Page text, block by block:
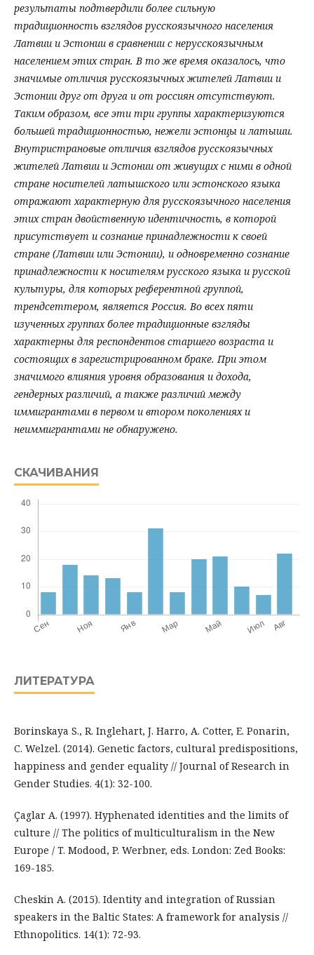
результаты подтвердили более сильную
традиционность взглядов русскоязычного населения
Латвии и Эстонии в сравнении с нерусскоязычным
населением этих стран. В то же время оказалось, что
значимые отличия русскоязычных жителей Латвии и
Эстонии друг от друга и от россиян отсутствуют.
Таким образом, все эти три группы характеризуются
большей традиционностью, нежели эстонцы и латыши.
Внутристрановые отличия взглядов русскоязычных
жителей Латвии и Эстонии от живущих с ними в одной
стране носителей латышского или эстонского языка
отражают характерную для русскоязычного населения
этих стран двойственную идентичность, в которой
присутствует и сознание принадлежности к своей
стране (Латвии или Эстонии), и одновременно сознание
принадлежности к носителям русского языка и русской
культуры, для которых референтной группой,
трендсеттером, является Россия. Во всех пяти
изученных группах более традиционные взгляды
характерны для респондентов старшего возраста и
состоящих в зарегистрированном браке. При этом
значимого влияния уровня образования и дохода,
гендерных различий, а также различий между
иммигрантами в первом и втором поколениях и
неиммигрантами не обнаружено.
СКАЧИВАНИЯ
ЛИТЕРАТУРА
Borinskaya S., R. Inglehart, J. Harro, A. Cotter, E. Ponarin,
C. Welzel. (2014). Genetic factors, cultural predispositions,
happiness and gender equality // Journal of Research in
Gender Studies. 4(1): 32-100.
Çaglar A. (1997). Hyphenated identities and the limits of
culture // The politics of multiculturalism in the New
Europe / T. Modood, P. Werbner, eds. London: Zed Books:
169-185.
Cheskin A. (2015). Identity and integration of Russian
speakers in the Baltic States: A framework for analysis //
Ethnopolitics. 14(1): 72-93.